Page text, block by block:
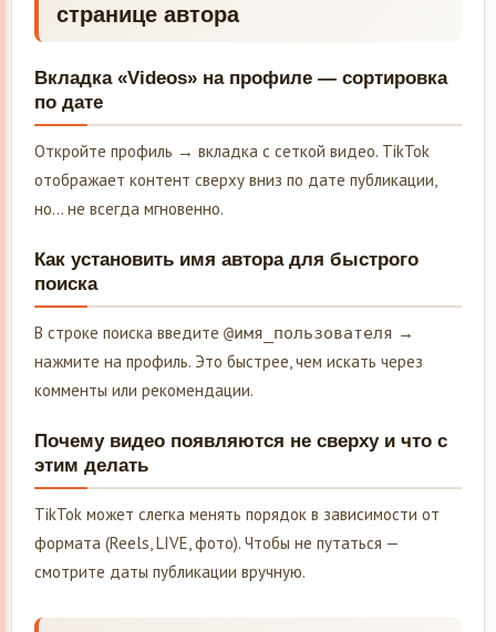
странице автора
Вкладка «Videos» на профиле — сортировка
по дате
Откройте профиль → вкладка с сеткой видео. TikTok
отображает контент сверху вниз по дате публикации,
но… не всегда мгновенно.
Как установить имя автора для быстрого
поиска
В строке поиска введите @имя_пользователя →
нажмите на профиль. Это быстрее, чем искать через
комменты или рекомендации.
Почему видео появляются не сверху и что с
этим делать
TikTok может слегка менять порядок в зависимости от
формата (Reels, LIVE, фото). Чтобы не путаться —
смотрите даты публикации вручную.